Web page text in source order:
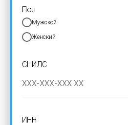
Пол
Мужской
Женский
СНИЛС
ИНН